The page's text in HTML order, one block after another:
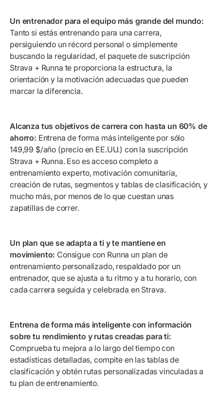
Un entrenador para el equipo más grande del mundo:
Tanto si estás entrenando para una carrera,
persiguiendo un récord personal o simplemente
buscando la regularidad, el paquete de suscripción
Strava + Runna te proporciona la estructura, la
orientación y la motivación adecuadas que pueden
marcar la diferencia.
Alcanza tus objetivos de carrera con hasta un 60% de
ahorro: Entrena de forma más inteligente por sólo
149,99 $/año (precio en EE.UU.) con la suscripción
Strava + Runna. Eso es acceso completo a
entrenamiento experto, motivación comunitaria,
creación de rutas, segmentos y tablas de clasificación, y
mucho más, por menos de lo que cuestan unas
zapatillas de correr.
Un plan que se adapta a ti y te mantiene en
movimiento: Consigue con Runna un plan de
entrenamiento personalizado, respaldado por un
entrenador, que se ajusta a tu ritmo y a tu horario, con
cada carrera seguida y celebrada en Strava.
Entrena de forma más inteligente con información
sobre tu rendimiento y rutas creadas para ti:
Comprueba tu mejora a lo largo del tiempo con
estadísticas detalladas, compite en las tablas de
clasificación y obtén rutas personalizadas vinculadas a
tu plan de entrenamiento.